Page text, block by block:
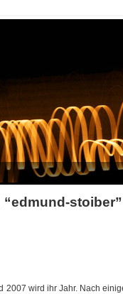
stoiber”
2007 wird ihr Jahr. Nach